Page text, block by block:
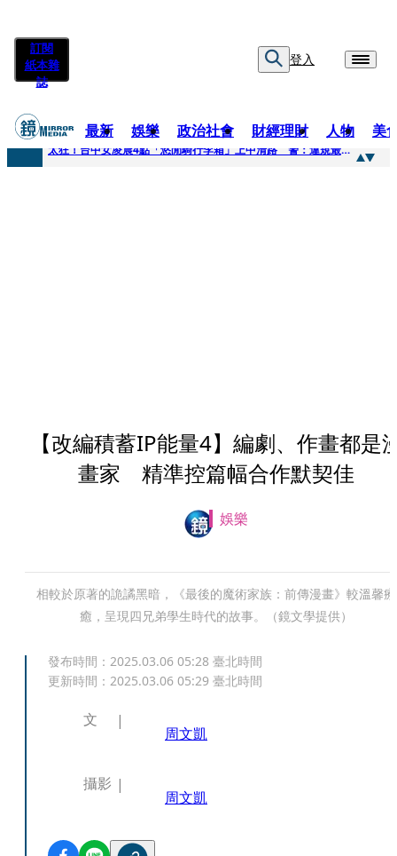
訂閱
紙本雜
誌
登入
最新 娛樂 政治社會 財經理財 人物 美
快訊
太狂！台中女凌晨4點「悠閒騎行李箱」上中清路 警：違規最高罰3600
【改編積蓄IP能量4】編劇、作畫都是
畫家 精準控篇幅合作默契佳
娛樂
相較於原著的詭譎黑暗，《最後的魔術家族：前傳漫畫》較溫馨療
癒，呈現四兄弟學生時代的故事。（鏡文學提供）
發布時間： 2025.03.06 05:28 臺北時間
更新時間： 2025.03.06 05:29 臺北時間
文
周文凱
攝影
周文凱